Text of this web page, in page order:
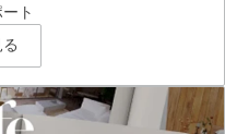
ト